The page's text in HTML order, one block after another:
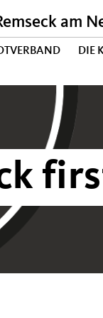
am
DIE